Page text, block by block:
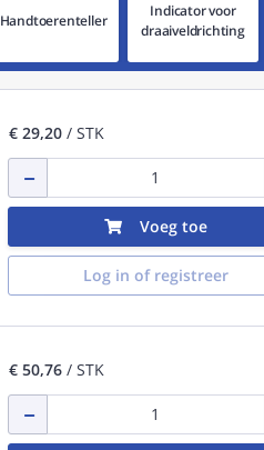
Handtoerenteller
Indicator voor
draaiveldrichting
€ 29,20/ STK
Voeg toe
Log in of registreer
€ 50,76/ STK